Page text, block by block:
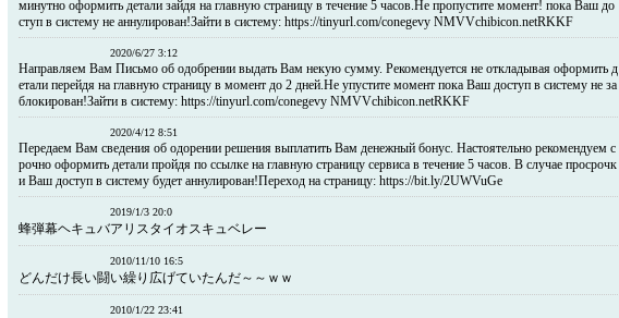
минутно оформить детали зайдя на главную страницу в течение 5 часов.Не пропустите момент! пока Ваш до
ступ в систему не аннулирован!Зайти в систему: https://tinyurl.com/conegevy NMVVchibicon.netRKKF
2020/6/27 3:12
Направляем Вам Письмо об одобрении выдать Вам некую сумму. Рекомендуется не откладывая оформить д
етали перейдя на главную страницу в момент до 2 дней.Не упустите момент пока Ваш доступ в систему не за
блокирован!Зайти в систему: https://tinyurl.com/conegevy NMVVchibicon.netRKKF
2020/4/12 8:51
Передаем Вам сведения об одорении решения выплатить Вам денежный бонус. Настоятельно рекомендуем c
рочно оформить детали пройдя по ссылке на главную страницу сервиса в течение 5 часов. В случае просрочк
и Ваш доступ в систему будет аннулирован!Переход на страницу: https://bit.ly/2UWVuGe
2019/1/3 20:0
蜂弾幕ヘキュバアリスタイオスキュベレー
2010/11/10 16:5
どんだけ長い闘い繰り広げていたんだ～～ｗｗ
2010/1/22 23:41